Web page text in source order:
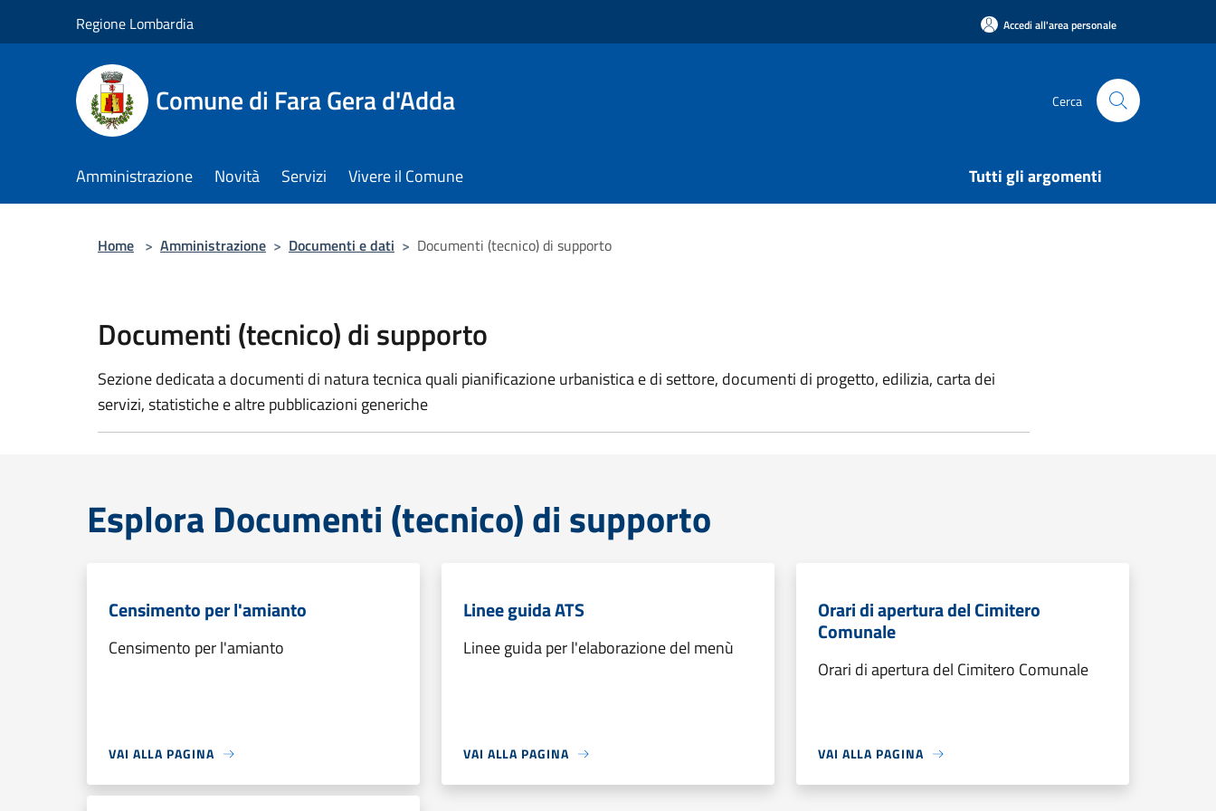
Regione Lombardia Accedi all'area personale
Comune di Fara Gera d'Adda Cerca
Amministrazione Novità Servizi Vivere il Comune Tutti gli argomenti
Home > Amministrazione > Documenti e dati > Documenti (tecnico) di supporto
Documenti (tecnico) di supporto
Sezione dedicata a documenti di natura tecnica quali pianificazione urbanistica e di settore, documenti di progetto, edilizia, carta dei
servizi, statistiche e altre pubblicazioni generiche
Esplora Documenti (tecnico) di supporto
Censimento per l'amianto
Censimento per l'amianto
VAI ALLA PAGINA
Linee guida ATS
Linee guida per l'elaborazione del menù
VAI ALLA PAGINA
Orari di apertura del Cimitero
Comunale
Orari di apertura del Cimitero Comunale
VAI ALLA PAGINA